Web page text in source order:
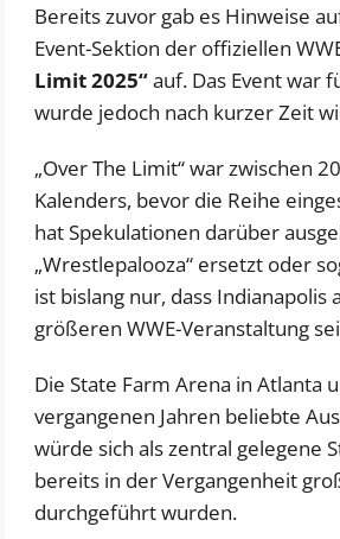
Bereits zuvor gab es Hinweise
Event-Sektion der offiziellen
Limit 2025“auf. Das Event war
wurde jedoch nach kurzer Zeit
„Over The Limit“ war zwischen
Kalenders, bevor die Reihe
hat Spekulationen darüber
„Wrestlepalooza“ ersetzt oder
ist bislang nur, dass
größeren WWE-Veranstaltung
Die State Farm Arena in Atlanta
vergangenen Jahren beliebte
würde sich als zentral gelegene
bereits in der Vergangenheit
durchgeführt wurden.